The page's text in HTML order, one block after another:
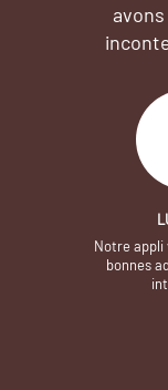
Notre appli
bonnes